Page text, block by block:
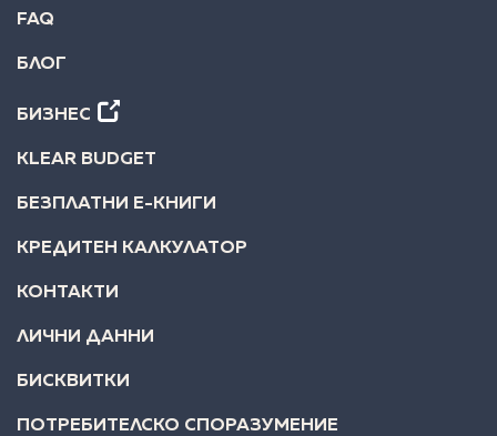
FAQ
БЛОГ
БИЗНЕС
KLEAR BUDGET
БЕЗПЛАТНИ Е-КНИГИ
КРЕДИТЕН КАЛКУЛАТОР
КОНТАКТИ
ЛИЧНИ ДАННИ
БИСКВИТКИ
ПОТРЕБИТЕЛСКО СПОРАЗУМЕНИЕ